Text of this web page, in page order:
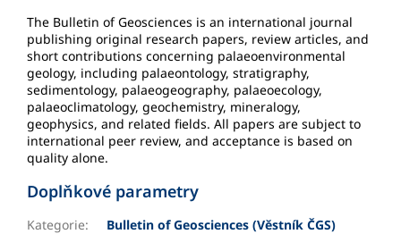
The Bulletin of Geosciences is an international journal
publishing original research papers, review articles, and
short contributions concerning palaeoenvironmental
geology, including palaeontology, stratigraphy,
sedimentology, palaeogeography, palaeoecology,
palaeoclimatology, geochemistry, mineralogy,
geophysics, and related fields. All papers are subject to
international peer review, and acceptance is based on
quality alone.
Doplňkové parametry
Kategorie:
Bulletin of Geosciences (Věstník ČGS)